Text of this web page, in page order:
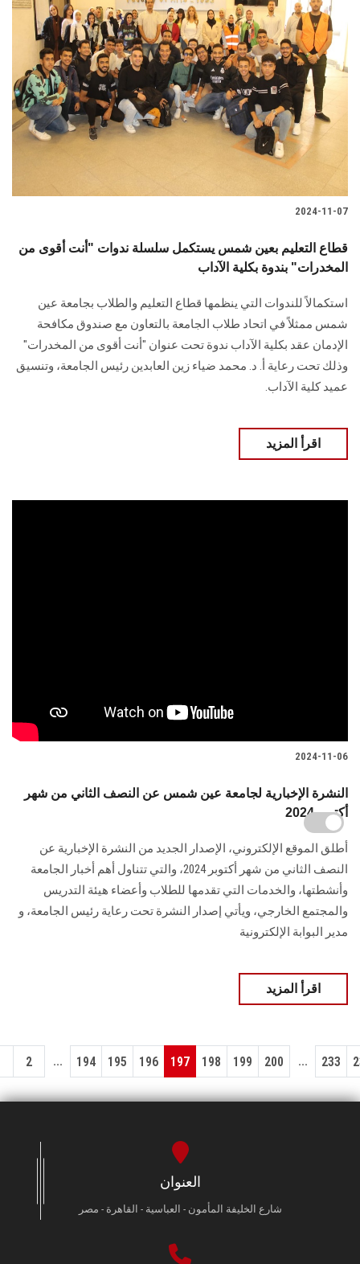
2024-11-07
قطاع التعليم بعين شمس يستكمل سلسلة ندوات "أنت أقوى من
المخدرات" بندوة بكلية الآداب
استكمالاً للندوات التي ينظمها قطاع التعليم والطلاب بجامعة عين
شمس ممثلاً في اتحاد ‏طلاب الجامعة بالتعاون مع صندوق مكافحة
الإدمان عقد بكلية الآداب ندوة تحت عنوان "أنت ‏أقوى من المخدرات"
وذلك تحت رعاية أ. د. محمد ضياء زين العابدين رئيس الجامعة، وتنسيق
عميد كلية الآداب.
اقرأ المزيد
2024-11-06
النشرة الإخبارية لجامعة عين شمس عن النصف الثاني من شهر
أكتوبر 2024
أطلق الموقع الإلكتروني، الإصدار الجديد من النشرة الإخبارية عن
النصف ‏الثاني من شهر أكتوبر 2024، والتي تتناول أهم أخبار الجامعة
وأنشطتها، والخدمات ‏التي تقدمها للطلاب وأعضاء هيئة التدريس
والمجتمع الخارجي، ويأتي إصدار النشرة تحت رعاية رئيس الجامعة، و
مدير البوابة الإلكترونية
اقرأ المزيد
2 ... 194 195 196 197 198 199 200 ... 233
العنوان
شارع الخليفة المأمون - العباسية - القاهرة - مصر